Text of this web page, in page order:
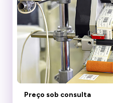
Preço sob consulta